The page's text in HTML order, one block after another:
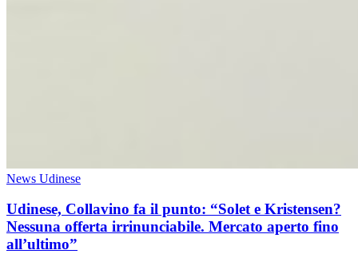
News Udinese
Udinese, Collavino fa il punto: “Solet e Kristensen?
Nessuna offerta irrinunciabile. Mercato aperto fino
all’ultimo”